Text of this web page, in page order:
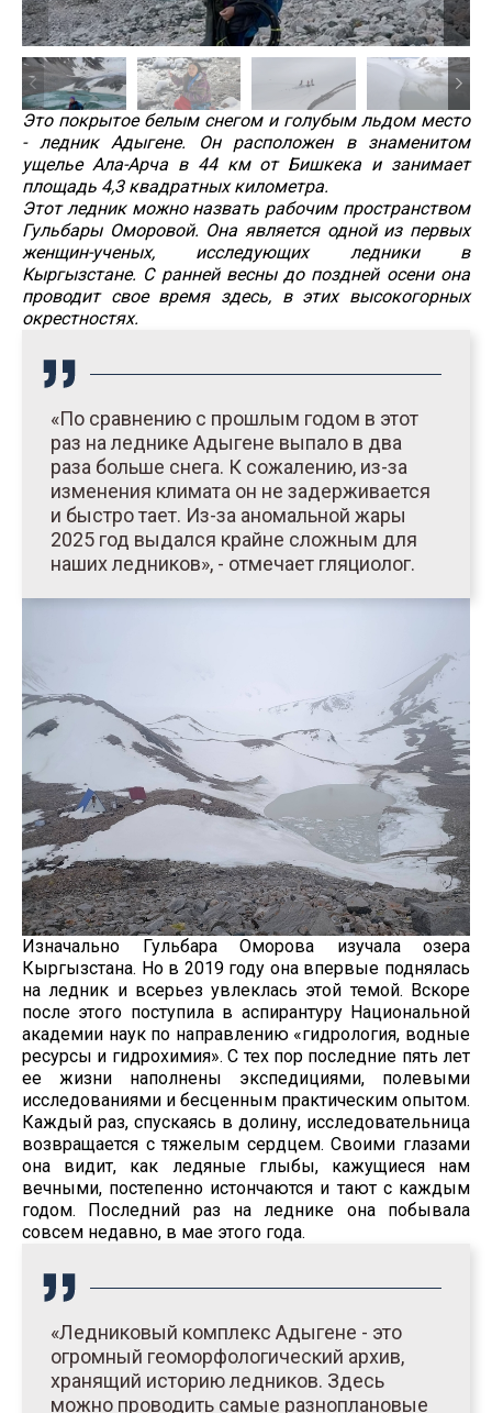
Это покрытое белым снегом и голубым льдом место
- ледник Адыгене. Он расположен в знаменитом
ущелье Ала-Арча в 44 км от Бишкека и занимает
площадь 4,3 квадратных километра.
Этот ледник можно назвать рабочим пространством
Гульбары Оморовой. Она является одной из первых
женщин-ученых, исследующих ледники в
Кыргызстане. С ранней весны до поздней осени она
проводит свое время здесь, в этих высокогорных
окрестностях.
«По сравнению с прошлым годом в этот
раз на леднике Адыгене выпало в два
раза больше снега. К сожалению, из-за
изменения климата он не задерживается
и быстро тает. Из-за аномальной жары
2025 год выдался крайне сложным для
наших ледников», - отмечает гляциолог.
Изначально Гульбара Оморова изучала озера
Кыргызстана. Но в 2019 году она впервые поднялась
на ледник и всерьез увлеклась этой темой. Вскоре
после этого поступила в аспирантуру Национальной
академии наук по направлению «гидрология, водные
ресурсы и гидрохимия». С тех пор последние пять лет
ее жизни наполнены экспедициями, полевыми
исследованиями и бесценным практическим опытом.
Каждый раз, спускаясь в долину, исследовательница
возвращается с тяжелым сердцем. Своими глазами
она видит, как ледяные глыбы, кажущиеся нам
вечными, постепенно истончаются и тают с каждым
годом. Последний раз на леднике она побывала
совсем недавно, в мае этого года.
«Ледниковый комплекс Адыгене - это
огромный геоморфологический архив,
хранящий историю ледников. Здесь
можно проводить самые разноплановые